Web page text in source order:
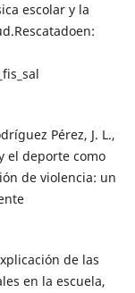
escolar y la
Pérez, J. L.,
el deporte como
de violencia: un
de las
en la escuela,